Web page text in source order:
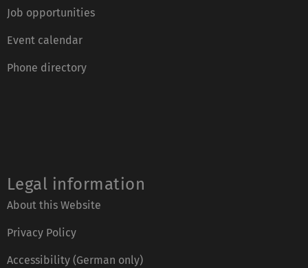
Job opportunities
Event calendar
Phone directory
Legal information
About this Website
Privacy Policy
Accessibility (German only)